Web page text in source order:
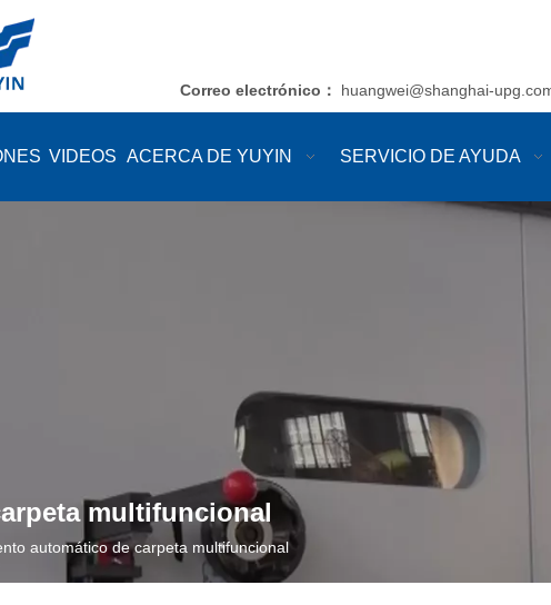
Correo electrónico ： huangwei@shanghai-
VIDEOS ACERCA DE YUYIN SERVICIO DE AYUDA
multifuncional
automático de carpeta multifuncional